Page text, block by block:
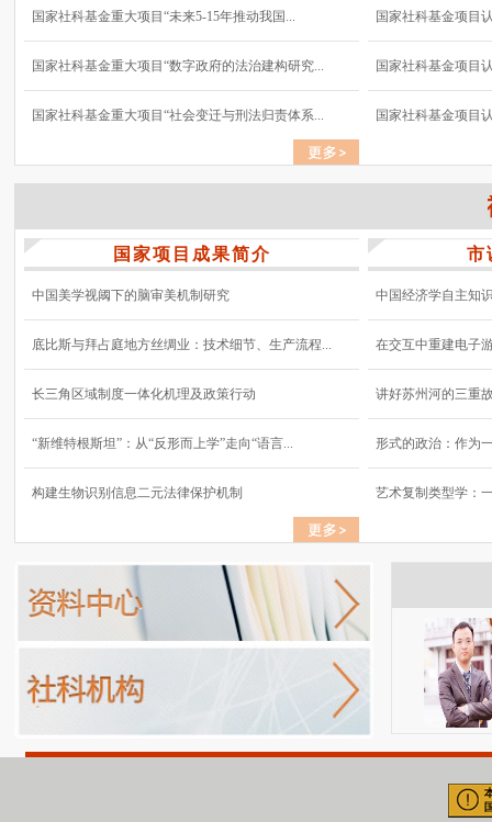
国家社科基金重大项目“未来5-15年推动我国...
国家社科基金重大项目“数字政府的法治建构研究...
国家社科基金重大项目“社会变迁与刑法归责体系...
国家社科基金项目
国家社科基金项目
国家社科基金项目
国家项目成果简介
中国美学视阈下的脑审美机制研究
底比斯与拜占庭地方丝绸业：技术细节、生产流程...
长三角区域制度一体化机理及政策行动
“新维特根斯坦”：从“反形而上学”走向“语言...
构建生物识别信息二元法律保护机制
市
中国经济学自主知
在交互中重建电子
讲好苏州河的三重
形式的政治：作为
艺术复制类型学：